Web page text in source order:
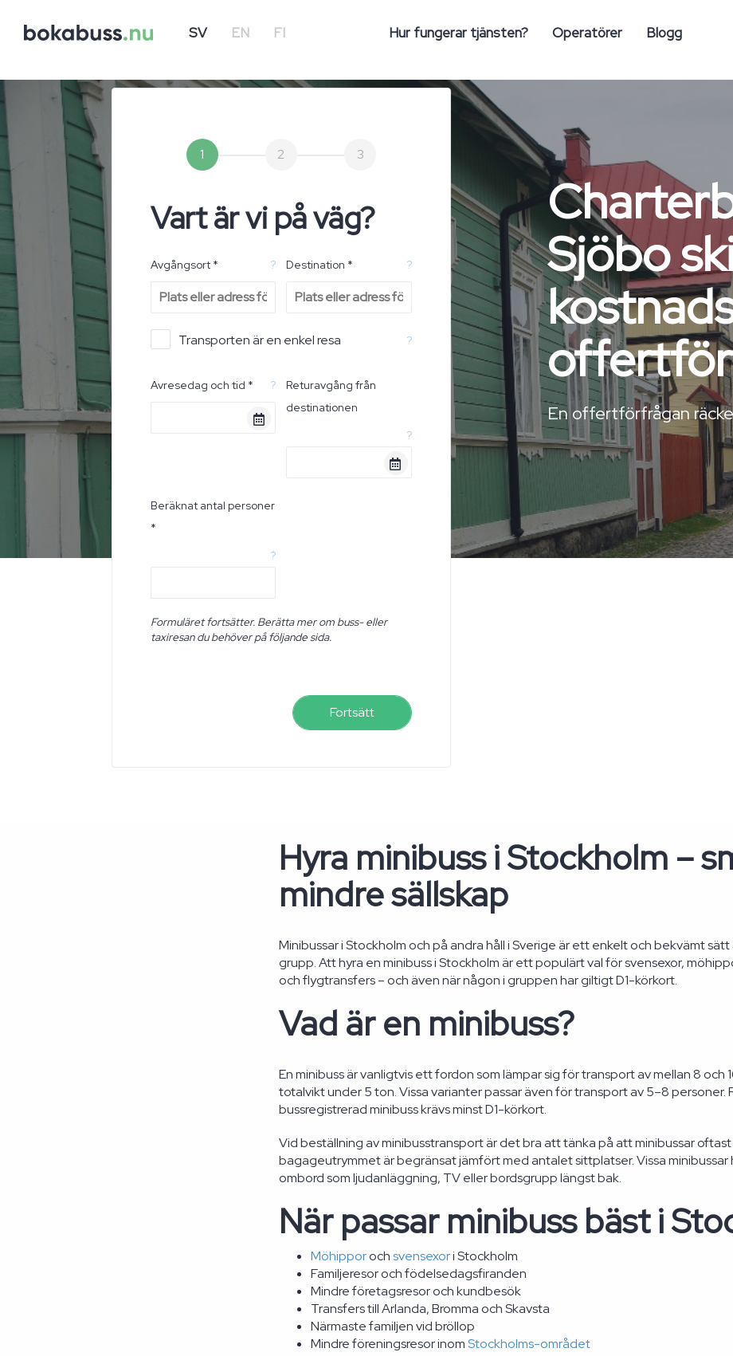
SV EN FI Hur fungerar tjänsten? Operatörer Blogg
1 2 3
Vart är vi på väg?
Avgångsort * ? Destination * ?
Transporten är en enkel resa ?
Avresedag och tid * ?
Returavgång från
destinationen
?
Beräknat antal personer
*
?
Formuläret fortsätter. Berätta mer om buss- eller
taxiresan du behöver på följande sida.
Fortsätt
Sjöbo
En offertförfrågan
Hyra minibuss i Stockholm –
mindre sällskap
Minibussar i Stockholm och på andra håll i Sverige är ett enkelt och bekvämt
grupp. Att hyra en minibuss i Stockholm är ett populärt val för svensexor,
och flygtransfers – och även när någon i gruppen har giltigt D1-körkort.
Vad är en minibuss?
En minibuss är vanligtvis ett fordon som lämpar sig för transport av mellan 8 och
totalvikt under 5 ton. Vissa varianter passar även för transport av 5–8 personer.
bussregistrerad minibuss krävs minst D1-körkort.
Vid beställning av minibusstransport är det bra att tänka på att minibussar
bagageutrymmet är begränsat jämfört med antalet sittplatser. Vissa minibussar
ombord som ljudanläggning, TV eller bordsgrupp längst bak.
När passar minibuss bäst i
Möhipporochsvensexori Stockholm
Familjeresor och födelsedagsfiranden
Mindre företagsresor och kundbesök
Transfers till Arlanda, Bromma och Skavsta
Närmaste familjen vid bröllop
Mindre föreningsresor inomStockholms-området